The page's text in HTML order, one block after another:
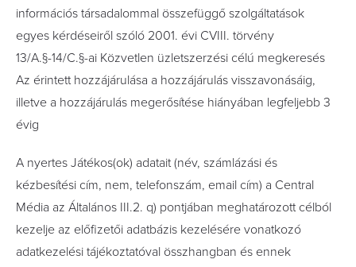
információs társadalommal összefüggő szolgáltatások
egyes kérdéseiről szóló 2001. évi CVIII. törvény
13/A.§-14/C.§-ai Közvetlen üzletszerzési célú megkeresés
Az érintett hozzájárulása a hozzájárulás visszavonásáig,
illetve a hozzájárulás megerősítése hiányában legfeljebb 3
évig
A nyertes Játékos(ok) adatait (név, számlázási és
kézbesítési cím, nem, telefonszám, email cím) a Central
Média az Általános III.2. q) pontjában meghatározott célból
kezelje az előfizetői adatbázis kezelésére vonatkozó
adatkezelési tájékoztatóval összhangban és ennek